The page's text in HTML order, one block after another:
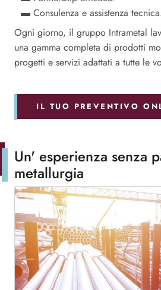
Consulenza e assistenza
Ogni giorno, il gruppo Intrametal
una gamma completa di prodotti
progetti e servizi adattati a tutte le
IL TUO PREVENTIVO
Un' esperienza senza
metallurgia